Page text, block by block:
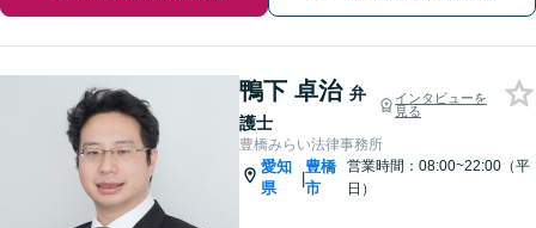
鴨下 卓治 弁
護士
インタビューを
見る
豊橋みらい法律事務所
愛知
県
|
豊橋
市
営業時間：08:00~22:00（平
日）